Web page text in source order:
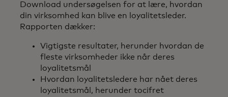
Download undersøgelsen for at lære, hvordan
din virksomhed kan blive en loyalitetsleder.
Rapporten dækker:
Vigtigste resultater, herunder hvordan de
fleste virksomheder ikke når deres
loyalitetsmål
Hvordan loyalitetsledere har nået deres
loyalitetsmål, herunder tocifret